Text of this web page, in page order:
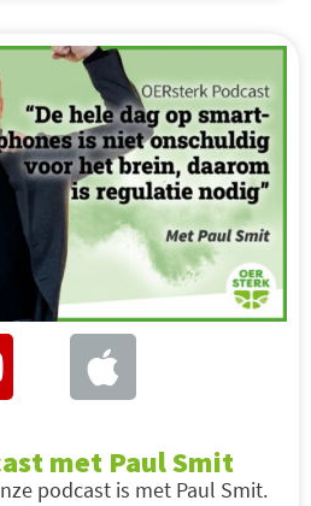
met Paul Smit
podcast is met Paul Smit.